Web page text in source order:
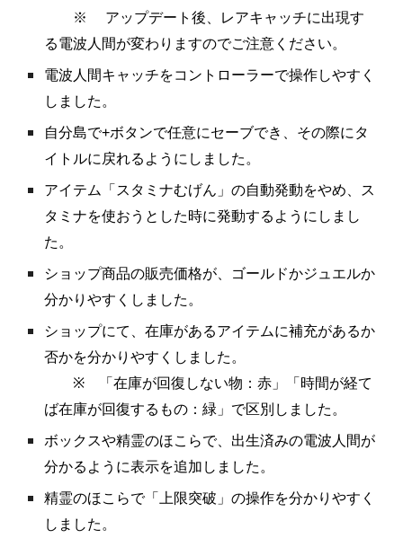
※ アップデート後、レアキャッチに出現す
る電波人間が変わりますのでご注意ください。
電波人間キャッチをコントローラーで操作しやすく
しました。
自分島で+ボタンで任意にセーブでき、その際にタ
イトルに戻れるようにしました。
アイテム「スタミナむげん」の自動発動をやめ、ス
タミナを使おうとした時に発動するようにしまし
た。
ショップ商品の販売価格が、ゴールドかジュエルか
分かりやすくしました。
ショップにて、在庫があるアイテムに補充があるか
否かを分かりやすくしました。
※ 「在庫が回復しない物：赤」「時間が経て
ば在庫が回復するもの：緑」で区別しました。
ボックスや精霊のほこらで、出生済みの電波人間が
分かるように表示を追加しました。
精霊のほこらで「上限突破」の操作を分かりやすく
しました。